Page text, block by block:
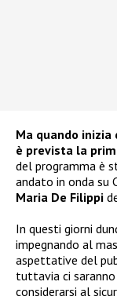
Ma quando inizia
è prevista la
del programma è
andato in onda su
Maria De Filippi
In questi giorni
impegnando al
aspettative del
tuttavia ci
considerarsi al